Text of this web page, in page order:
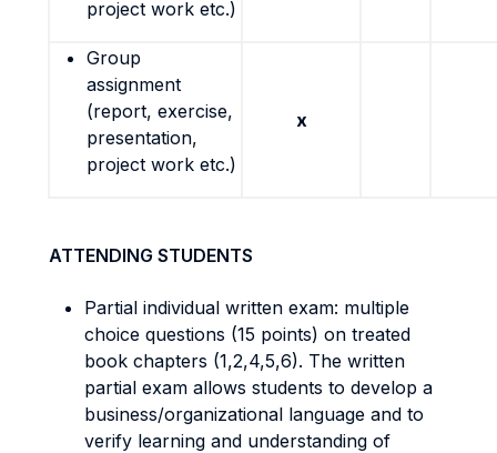
project work etc.)
Group
assignment
(report, exercise,
presentation,
project work etc.)
x
ATTENDING STUDENTS
Partial individual written exam: multiple
choice questions (15 points) on treated
book chapters (1,2,4,5,6). The written
partial exam allows students to develop a
business/organizational language and to
verify learning and understanding of